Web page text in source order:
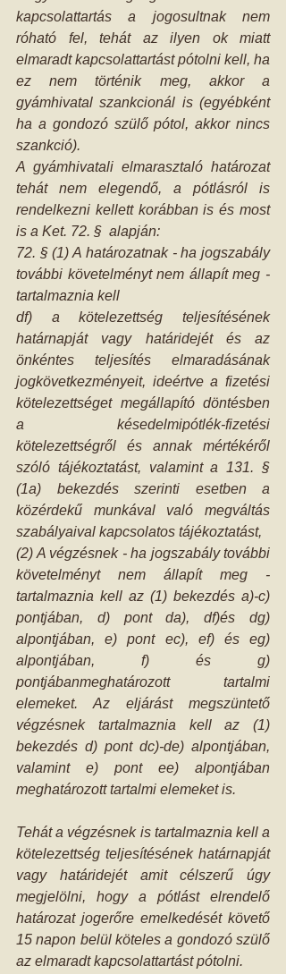
kapcsolattartás a jogosultnak nem
róható fel, tehát az ilyen ok miatt
elmaradt kapcsolattartást pótolni kell, ha
ez nem történik meg, akkor a
gyámhivatal szankcionál is (egyébként
ha a gondozó szülő pótol, akkor nincs
szankció).
A gyámhivatali elmarasztaló határozat
tehát nem elegendő, a pótlásról is
rendelkezni kellett korábban is és most
is a Ket. 72. §  alapján:
72. § (1) A határozatnak - ha jogszabály
további követelményt nem állapít meg -
tartalmaznia kell
df) a kötelezettség teljesítésének
határnapját vagy határidejét és az
önkéntes teljesítés elmaradásának
jogkövetkezményeit, ideértve a fizetési
kötelezettséget megállapító döntésben
a késedelmipótlék-fizetési
kötelezettségről és annak mértékéről
szóló tájékoztatást, valamint a 131. §
(1a) bekezdés szerinti esetben a
közérdekű munkával való megváltás
szabályaival kapcsolatos tájékoztatást,
(2) A végzésnek - ha jogszabály további
követelményt nem állapít meg -
tartalmaznia kell az (1) bekezdés a)-c)
pontjában, d) pont da), df)és dg)
alpontjában, e) pont ec), ef) és eg)
alpontjában, f) és g)
pontjábanmeghatározott tartalmi
elemeket. Az eljárást megszüntető
végzésnek tartalmaznia kell az (1)
bekezdés d) pont dc)-de) alpontjában,
valamint e) pont ee) alpontjában
meghatározott tartalmi elemeket is.
Tehát a végzésnek is tartalmaznia kell a
kötelezettség teljesítésének határnapját
vagy határidejét amit célszerű úgy
megjelölni, hogy a pótlást elrendelő
határozat jogerőre emelkedését követő
15 napon belül köteles a gondozó szülő
az elmaradt kapcsolattartást pótolni.